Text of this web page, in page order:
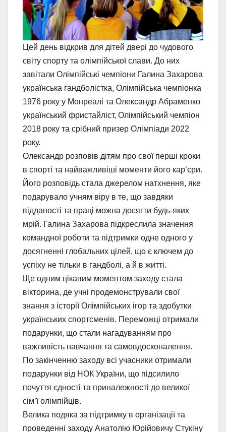
Цей день відкрив для дітей двері до чудового
світу спорту та олімпійської слави. До них
завітали Олімпійські чемпіони Галина Захарова
українська гандболістка, Олімпійська чемпіонка
1976 року у Монреалі та Олександр Абраменко
український фристайліст, Олімпійський чемпіон
2018 року та срібний призер Олімпіади 2022
року.
Олександр розповів дітям про свої перші кроки
в спорті та найважливіші моменти його кар’єри.
Його розповідь стала джерелом натхнення, яке
подарувало учням віру в те, що завдяки
відданості та праці можна досягти будь-яких
мрій. Галина Захарова підкреслила значення
командної роботи та підтримки одне одного у
досягненні глобальних цілей, що є ключем до
успіху не тільки в гандболі, а й в житті.
Ще одним цікавим моментом заходу стала
вікторина, де учні продемонстрували свої
знання з історії Олімпійських ігор та здобутки
українських спортсменів. Переможці отримали
подарунки, що стали нагадуванням про
важливість навчання та самовдосконалення.
По закінченню заходу всі учасники отримали
подарунки від НОК України, що підсилило
почуття єдності та приналежності до великої
сім’ї олімпійців.
Велика подяка за підтримку в організації та
проведенні заходу Анатолію Юрійовичу Стукіну